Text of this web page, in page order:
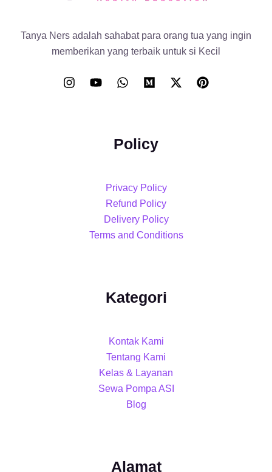
Tanya Ners adalah sahabat para orang tua yang ingin
memberikan yang terbaik untuk si Kecil
Policy
Privacy Policy
Refund Policy
Delivery Policy
Terms and Conditions
Kategori
Kontak Kami
Tentang Kami
Kelas & Layanan
Sewa Pompa ASI
Blog
Alamat